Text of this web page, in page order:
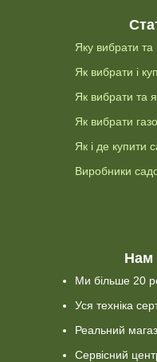
Яку вибрати
Як вибрати і
Як вибрати та
Як вибрати
Як і де купити
Виробники
Нам
Ми більше 20
Уся техніка
Реальний
Сервісний